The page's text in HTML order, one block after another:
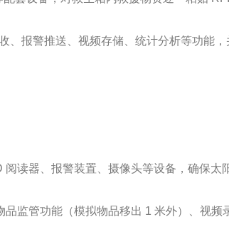
、报警推送、视频存储、统计分析等功能，
读器、报警装置、摄像头等设备，确保太
监管功能（模拟物品移出 1 米外）、视频